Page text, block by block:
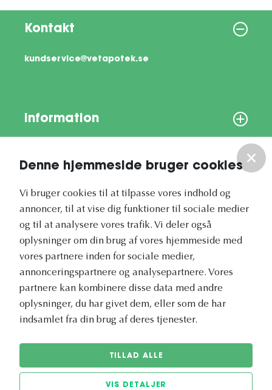
Denne hjemmeside bruger cookies
Vi bruger cookies til at tilpasse vores indhold og
annoncer, til at vise dig funktioner til sociale medier
og til at analysere vores trafik. Vi deler også
oplysninger om din brug af vores hjemmeside med
vores partnere inden for sociale medier,
annonceringspartnere og analysepartnere. Vores
partnere kan kombinere disse data med andre
oplysninger, du har givet dem, eller som de har
indsamlet fra din brug af deres tjenester.
TILLAD ALLE
VIS DETALJER
Kontakt
kundservice@vetapotek.se
Information
Vores nyhedsbrev
Vetapotek.dk er en del af
Evidensia
Dyresundhedspleje